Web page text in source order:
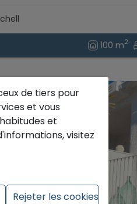
100 m2
de tiers pour
et vous
et
visitez
Rejeter les cookies